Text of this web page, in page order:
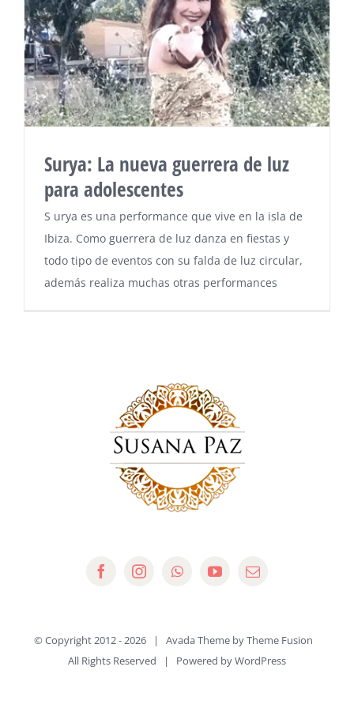
Surya: La nueva guerrera de luz
para adolescentes
S urya es una performance que vive en la isla de
Ibiza. Como guerrera de luz danza en fiestas y
todo tipo de eventos con su falda de luz circular,
además realiza muchas otras performances
© Copyright 2012 -2026 | Avada Theme byTheme Fusion
All Rights Reserved | Powered byWordPress